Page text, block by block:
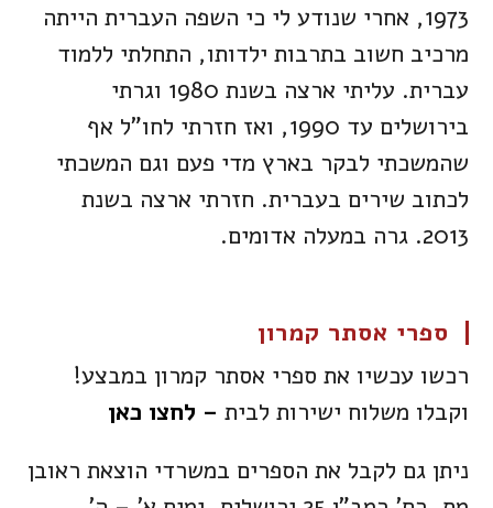
1973, אחרי שנודע לי כי השפה העברית הייתה
מרכיב חשוב בתרבות ילדותו, התחלתי ללמוד
עברית. עליתי ארצה בשנת 1980 וגרתי
בירושלים עד 1990, ואז חזרתי לחו"ל אף
שהמשכתי לבקר בארץ מדי פעם וגם המשכתי
לכתוב שירים בעברית. חזרתי ארצה בשנת
2013. גרה במעלה אדומים.
ספרי אסתר קמרון
רכשו עכשיו את ספרי אסתר קמרון במבצע!
וקבלו משלוח ישירות לבית – לחצו כאן
ניתן גם לקבל את הספרים במשרדי הוצאת ראובן